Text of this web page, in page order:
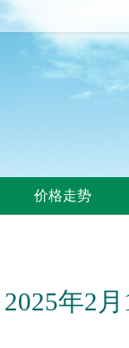
价格走势
2025年2